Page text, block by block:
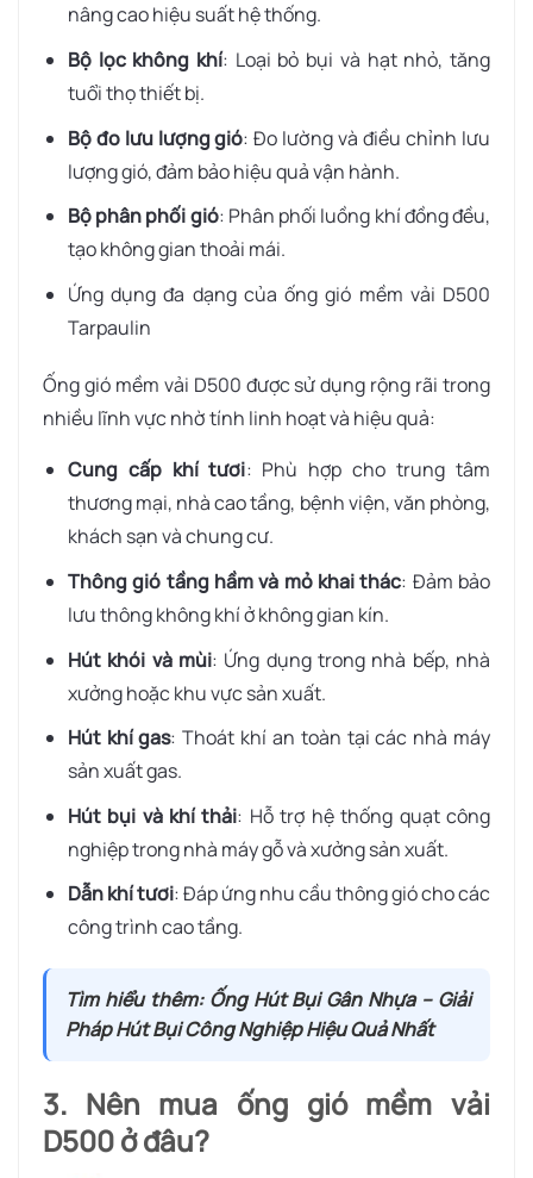
nâng cao hiệu suất hệ thống.
Bộ lọc không khí: Loại bỏ bụi và hạt nhỏ, tăng
tuổi thọ thiết bị.
Bộ đo lưu lượng gió: Đo lường và điều chỉnh lưu
lượng gió, đảm bảo hiệu quả vận hành.
Bộ phân phối gió: Phân phối luồng khí đồng đều,
tạo không gian thoải mái.
Ứng dụng đa dạng của ống gió mềm vải D500
Tarpaulin
Ống gió mềm vải D500 được sử dụng rộng rãi trong
nhiều lĩnh vực nhờ tính linh hoạt và hiệu quả:
Cung cấp khí tươi: Phù hợp cho trung tâm
thương mại, nhà cao tầng, bệnh viện, văn phòng,
khách sạn và chung cư.
Thông gió tầng hầm và mỏ khai thác: Đảm bảo
lưu thông không khí ở không gian kín.
Hút khói và mùi: Ứng dụng trong nhà bếp, nhà
xưởng hoặc khu vực sản xuất.
Hút khí gas: Thoát khí an toàn tại các nhà máy
sản xuất gas.
Hút bụi và khí thải: Hỗ trợ hệ thống quạt công
nghiệp trong nhà máy gỗ và xưởng sản xuất.
Dẫn khí tươi: Đáp ứng nhu cầu thông gió cho các
công trình cao tầng.
Tìm hiểu thêm: Ống Hút Bụi Gân Nhựa – Giải
Pháp Hút Bụi Công Nghiệp Hiệu Quả Nhất
3. Nên mua ống gió mềm vải
D500 ở đâu?